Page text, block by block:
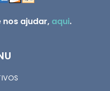
nos ajudar, aqui.